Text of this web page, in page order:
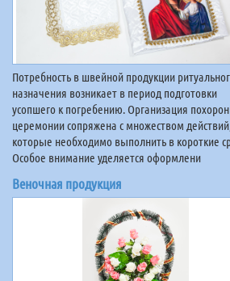
Потребность в швейной продукции
назначения возникает в период подготовки
усопшего к погребению. Организация
церемонии сопряжена с множеством
которые необходимо выполнить в короткие
Особое внимание уделяется оформлени
Веночная продукция